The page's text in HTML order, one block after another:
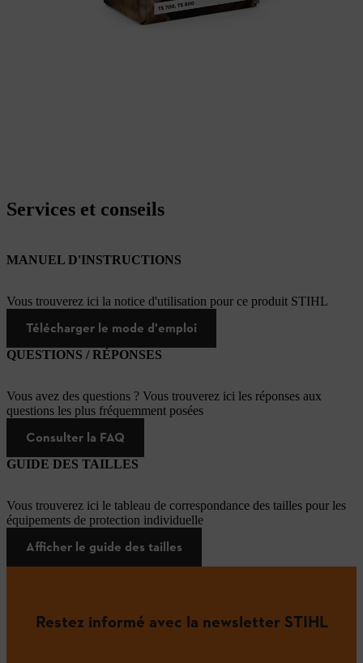
Services et conseils
MANUEL D'INSTRUCTIONS
Vous trouverez ici la notice d'utilisation pour ce produit STIHL
Télécharger le mode d'emploi
QUESTIONS / RÉPONSES
Vous avez des questions ? Vous trouverez ici les réponses aux
questions les plus fréquemment posées
Consulter la FAQ
GUIDE DES TAILLES
Vous trouverez ici le tableau de correspondance des tailles pour les
équipements de protection individuelle
Afficher le guide des tailles
Restez informé avec la newsletter STIHL